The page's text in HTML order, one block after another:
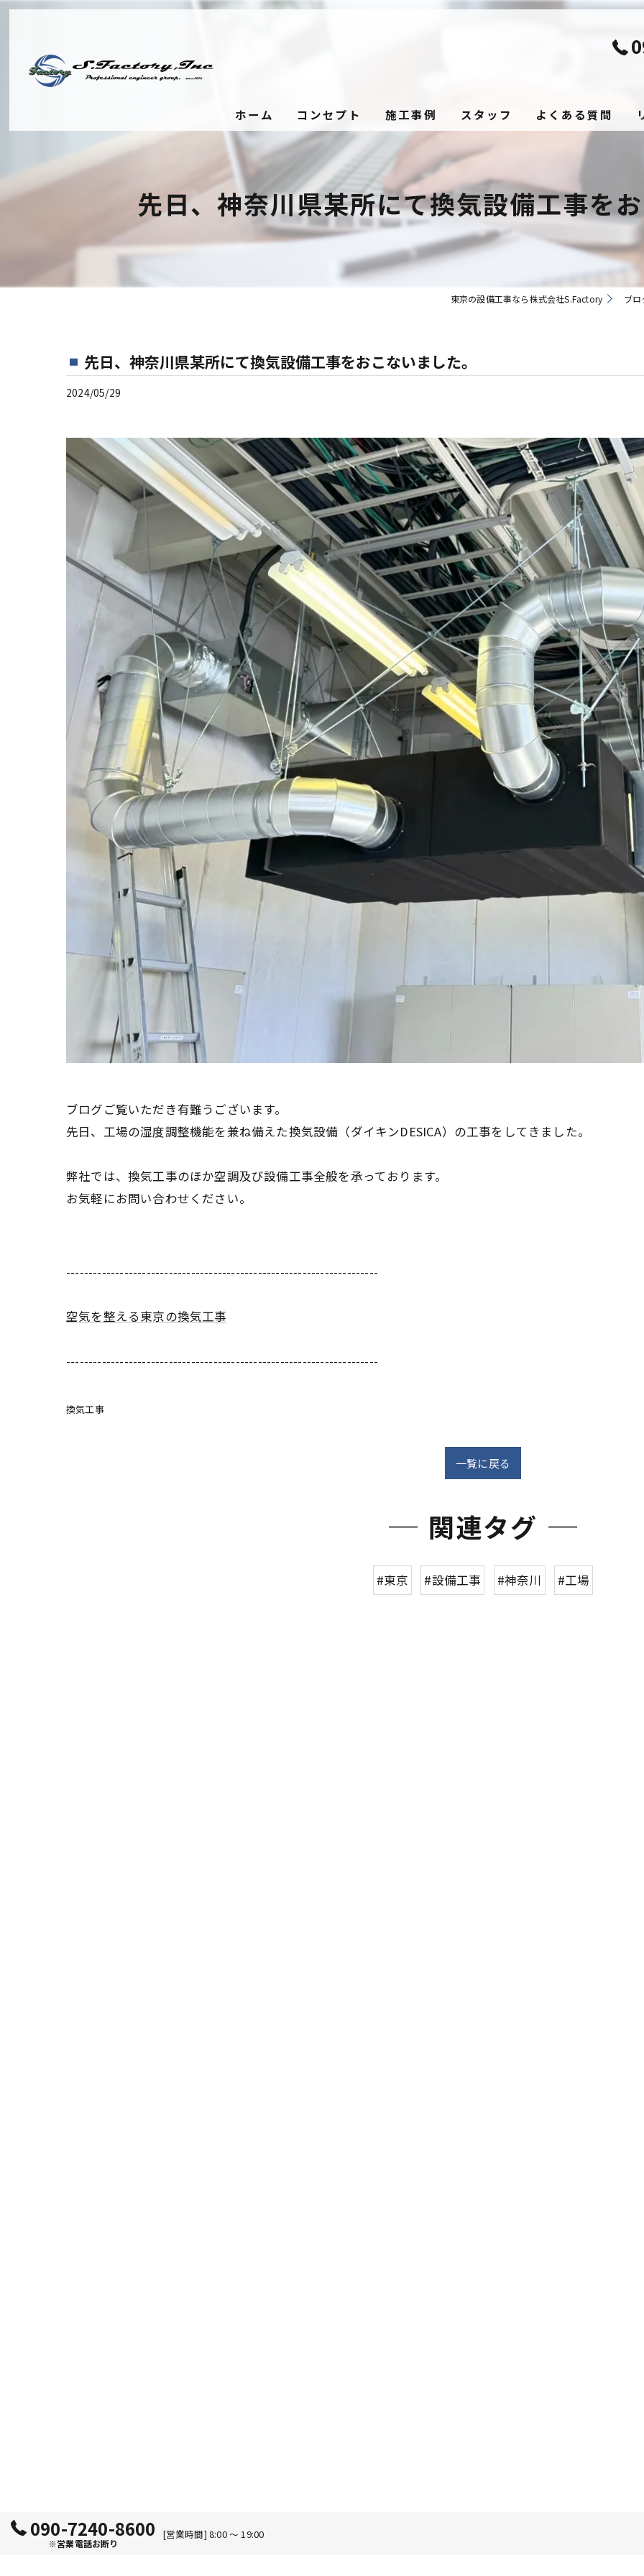
ホーム コンセプト 施工事例 スタッフ よくある質問
先日、神奈川県某所にて換気設備工事をお
東京の設備工事なら株式会社S.Factory ブロ
先日、神奈川県某所にて換気設備工事をおこないました。
2024/05/29
ブログご覧いただき有難うございます。
先日、工場の湿度調整機能を兼ね備えた換気設備（ダイキンDESICA）の工事をしてきました。
弊社では、換気工事のほか空調及び設備工事全般を承っております。
お気軽にお問い合わせください。
----------------------------------------------------------------------
空気を整える東京の換気工事
----------------------------------------------------------------------
換気工事
一覧に戻る
関連タグ
#東京 #設備工事 #神奈川 #工場
090-7240-8600
※営業電話お断り
[営業時間] 8:00 ～ 19:00